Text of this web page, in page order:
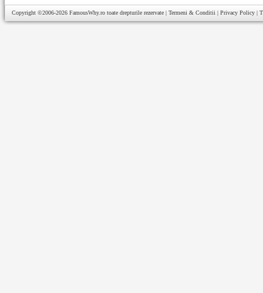
Copyright ©2006-2026 FamousWhy.ro toate drepturile rezervate | Termeni & Conditii | Privacy Policy |